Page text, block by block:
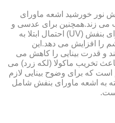
نور خورشید اشعه ماورای
می زند.همچنین برای عدسی و
قرنیه چشم مضراست.اشعه ماورای بنفش (UV) احتمال ابتلا به
را افزایش می دهد.این
و قدرت بینایی را کاهش می
تخریب ماکولا (لکه زرد) می
که برای وضوح بینایی لازم
به اشعه ماورای بنفش شامل